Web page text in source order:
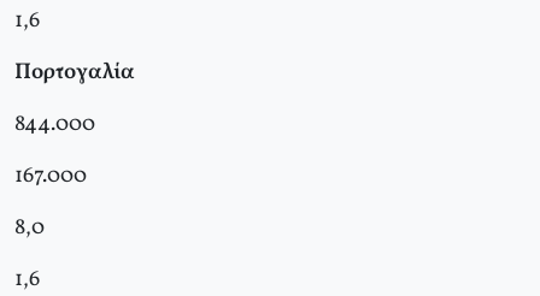
1,6
Πορτογαλία
844.000
167.000
8,0
1,6